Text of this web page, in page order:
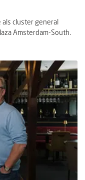
cluster general
Amsterdam-South.